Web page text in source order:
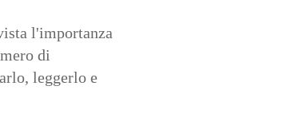
l'importanza
di
leggerlo e